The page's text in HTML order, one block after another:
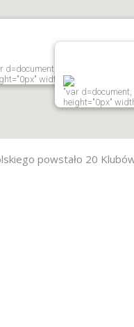
d=document,
width="0px" />
"var
height="0px"
powstało 20